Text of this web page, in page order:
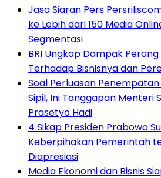
Jasa Siaran Pers
ke Lebih dari 150 Media
Segmentasi
BRI Ungkap Dampak
Terhadap Bisnisnya dan
Soal Perluasan
Sipil, Ini Tanggapan Menteri
Prasetyo Hadi
4 Sikap Presiden Prabowo
Keberpihakan Pemerintah
Diapresiasi
Media Ekonomi dan Bisnis